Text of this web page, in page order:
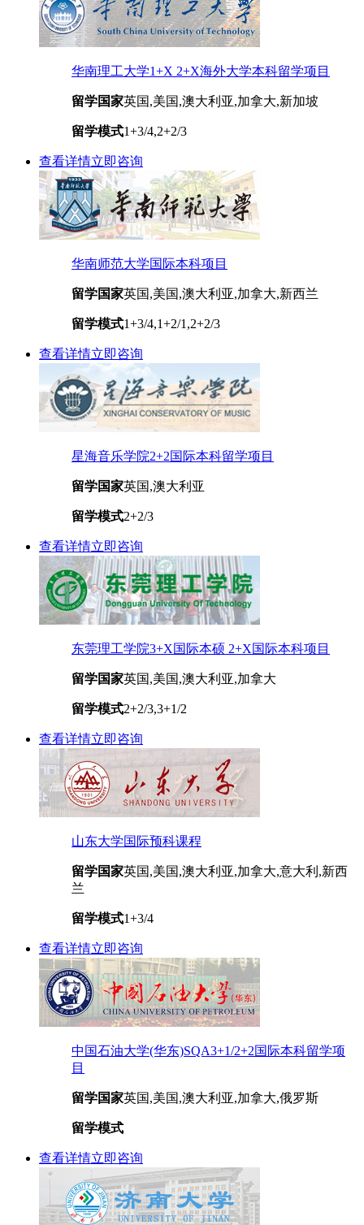
华南理工大学1+X 2+X海外大学本科留学项目
留学国家英国,美国,澳大利亚,加拿大,新加坡
留学模式1+3/4,2+2/3
查看详情立即咨询
华南师范大学国际本科项目
留学国家英国,美国,澳大利亚,加拿大,新西兰
留学模式1+3/4,1+2/1,2+2/3
查看详情立即咨询
星海音乐学院2+2国际本科留学项目
留学国家英国,澳大利亚
留学模式2+2/3
查看详情立即咨询
东莞理工学院3+X国际本硕 2+X国际本科项目
留学国家英国,美国,澳大利亚,加拿大
留学模式2+2/3,3+1/2
查看详情立即咨询
山东大学国际预科课程
留学国家英国,美国,澳大利亚,加拿大,意大利,新西
兰
留学模式1+3/4
查看详情立即咨询
中国石油大学(华东)SQA3+1/2+2国际本科留学项
目
留学国家英国,美国,澳大利亚,加拿大,俄罗斯
留学模式
查看详情立即咨询